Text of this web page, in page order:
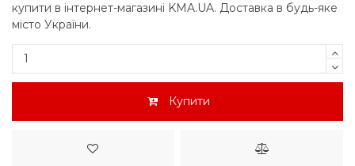
купити в інтернет-магазині KMA.UA. Доставка в будь-яке
місто України.
Купити